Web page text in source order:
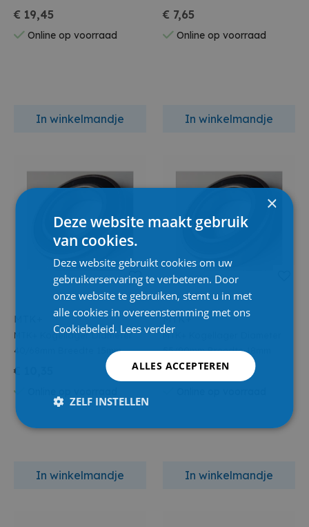
€ 19,45
Online op voorraad
In winkelmandje
€ 7,65
Online op voorraad
In winkelmandje
MTK+
MTK+ Kogellager Diameter
40/68mm Breedte 15mm
€ 10,35
In winkelmandje
MTK+
MTK+ Kogellager Diameter
55/90mm Breedte 18mm
€ 20,60
In winkelmandje
×
Deze website maakt gebruik
van cookies.
Deze website gebruikt cookies om uw
gebruikerservaring te verbeteren. Door
onze website te gebruiken, stemt u in met
alle cookies in overeenstemming met ons
Cookiebeleid. Lees verder
ALLES ACCEPTEREN
ZELF INSTELLEN